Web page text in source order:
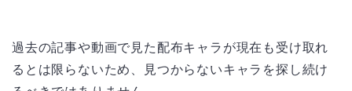
過去の記事や動画で見た配布キャラが現在も受け取れ
るとは限らないため、見つからないキャラを探し続け